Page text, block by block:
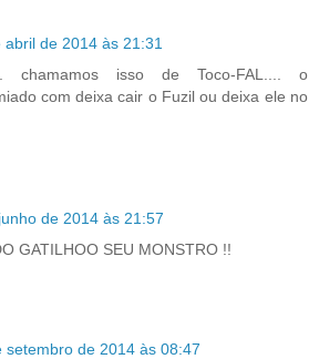
abril de 2014 às 21:31
chamamos isso de Toco-FAL.... o
com deixa cair o Fuzil ou deixa ele no
de 2014 às 21:57
GATILHOO SEU MONSTRO !!
setembro de 2014 às 08:47